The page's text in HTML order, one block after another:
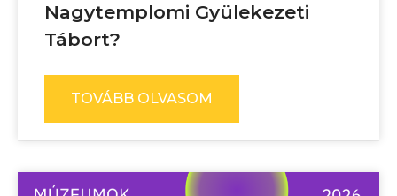
Nagytemplomi Gyülekezeti
Tábort?
TOVÁBB OLVASOM